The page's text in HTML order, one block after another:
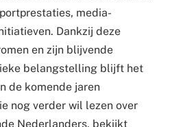
media-
Dankzij deze
en zijn blijvende
belangstelling blijft het
de komende jaren
nog verder wil lezen over
Nederlanders, bekijkt